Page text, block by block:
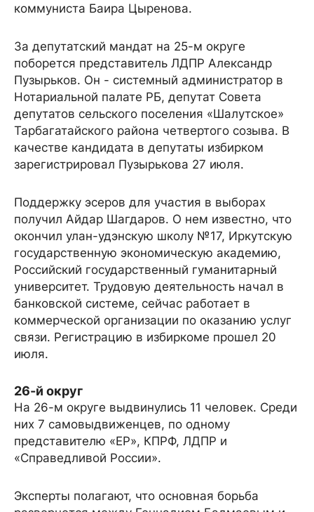
коммуниста Баира Цыренова.
За депутатский мандат на 25-м округе
поборется представитель ЛДПР Александр
Пузырьков. Он - системный администратор в
Нотариальной палате РБ, депутат Совета
депутатов сельского поселения «Шалутское»
Тарбагатайского района четвертого созыва. В
качестве кандидата в депутаты избирком
зарегистрировал Пузырькова 27 июля.
Поддержку эсеров для участия в выборах
получил Айдар Шагдаров. О нем известно, что
окончил улан-удэнскую школу №17, Иркутскую
государственную экономическую академию,
Российский государственный гуманитарный
университет. Трудовую деятельность начал в
банковской системе, сейчас работает в
коммерческой организации по оказанию услуг
связи. Регистрацию в избиркоме прошел 20
июля.
26-й округ
На 26-м округе выдвинулись 11 человек. Среди
них 7 самовыдвиженцев, по одному
представителю «ЕР», КПРФ, ЛДПР и
«Справедливой России».
Эксперты полагают, что основная борьба